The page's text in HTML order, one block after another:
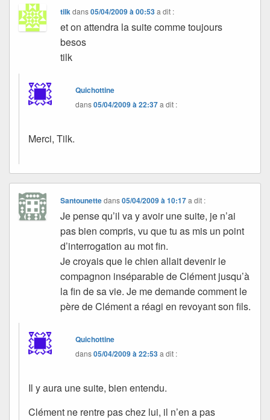
tilkdans05/04/2009 à 00:53 a dit :
et on attendra la suite comme toujours
besos
tilk
Quichottine
dans05/04/2009 à 22:37a dit :
Merci, Tilk.
Santounettedans05/04/2009 à 10:17 a dit :
Je pense qu’il va y avoir une suite, je n’ai
pas bien compris, vu que tu as mis un point
d’interrogation au mot fin.
Je croyais que le chien allait devenir le
compagnon inséparable de Clément jusqu’à
la fin de sa vie. Je me demande comment le
père de Clément a réagi en revoyant son fils.
Quichottine
dans05/04/2009 à 22:53a dit :
Il y aura une suite, bien entendu.
Clément ne rentre pas chez lui, il n’en a pas